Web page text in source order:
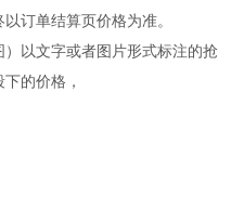
订单结算页价格为准。
以文字或者图片形式标注的抢
的价格，